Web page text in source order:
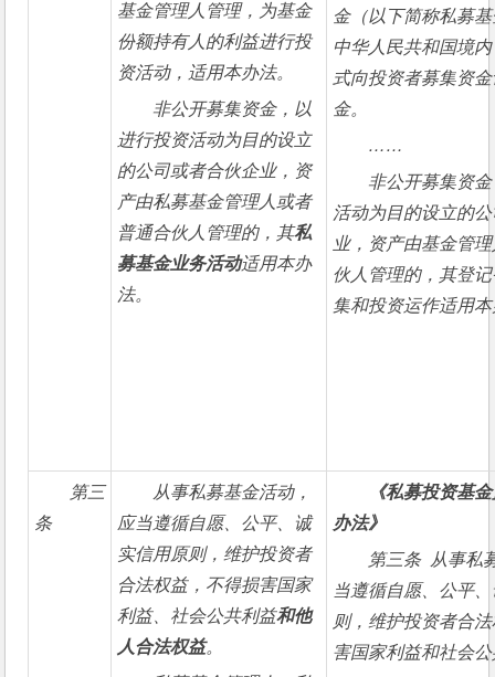
基金管理人管理，为基金
份额持有人的利益进行投
资活动，适用本办法。
非公开募集资金，以
进行投资活动为目的设立
的公司或者合伙企业，资
产由私募基金管理人或者
普通合伙人管理的，其私
募基金业务活动适用本办
法。
金（以下简称私募
中华人民共和国境
式向投资者募集资
金。
……
非公开募集资
活动为目的设立的
业，资产由基金管
伙人管理的，其登
集和投资运作适用
第三
条
从事私募基金活动，
应当遵循自愿、公平、诚
实信用原则，维护投资者
合法权益，不得损害国家
利益、社会公共利益和他
人合法权益。
《私募投资基
办法》
第三条  从事私
当遵循自愿、公平
则，维护投资者合
害国家利益和社会